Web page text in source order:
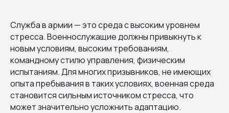
Служба в армии — это среда с высоким уровнем
стресса. Военнослужащие должны привыкнуть к
новым условиям, высоким требованиям,
командному стилю управления, физическим
испытаниям. Для многих призывников, не имеющих
опыта пребывания в таких условиях, военная среда
становится сильным источником стресса, что
может значительно усложнить адаптацию.